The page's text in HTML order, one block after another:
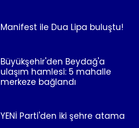
Manifest ile Dua Lipa buluştu!
Büyükşehir'den Beydağ'a
ulaşım hamlesi: 5 mahalle
merkeze bağlandı
YENİ Parti'den iki şehre atama